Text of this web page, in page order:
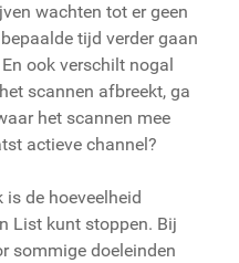
wachten tot er geen
tijd verder gaan
ook verschilt nogal
scannen afbreekt, ga
het scannen mee
actieve channel?
de hoeveelheid
List kunt stoppen. Bij
sommige doeleinden